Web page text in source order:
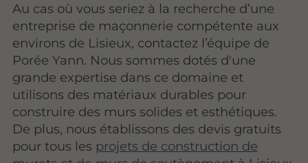
Au cas où vous seriez à la recherche d’une
entreprise de maçonnerie compétente aux
environs de Lisieux, contactez l’équipe de
Porée Yann. Nous sommes dotés d'une
grande expertise dans ce domaine et
utilisons des matériaux durables pour
construire des murs solides et esthétiques.
De plus, nous établissons des devis gratuits
pour tous les projets de construction de